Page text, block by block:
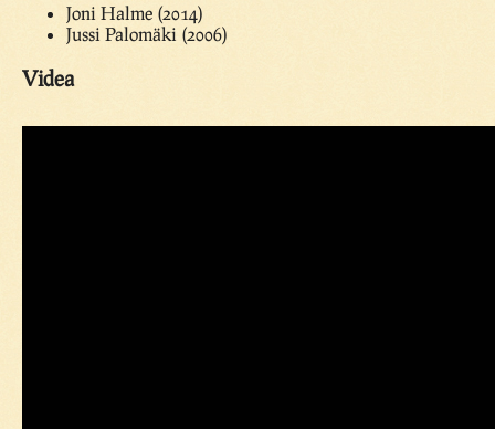
Joni Halme (2014)
Jussi Palomäki (2006)
Videa